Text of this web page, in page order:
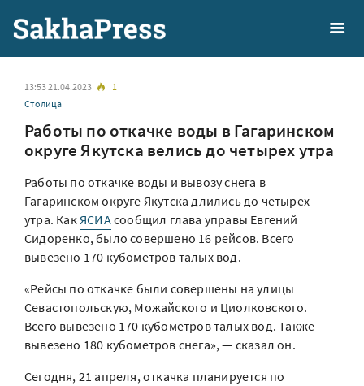
13:53 21.04.2023
1
Столица
Работы по откачке воды в Гагаринском
округе Якутска велись до четырех утра
Работы по откачке воды и вывозу снега в
Гагаринском округе Якутска длились до четырех
утра. КакЯСИАсообщил глава управы Евгений
Сидоренко, было совершено 16 рейсов. Всего
вывезено 170 кубометров талых вод.
«Рейсы по откачке были совершены на улицы
Севастопольскую, Можайского и Циолковского.
Всего вывезено 170 кубометров талых вод. Также
вывезено 180 кубометров снега», — сказал он.
Сегодня, 21 апреля, откачка планируется по